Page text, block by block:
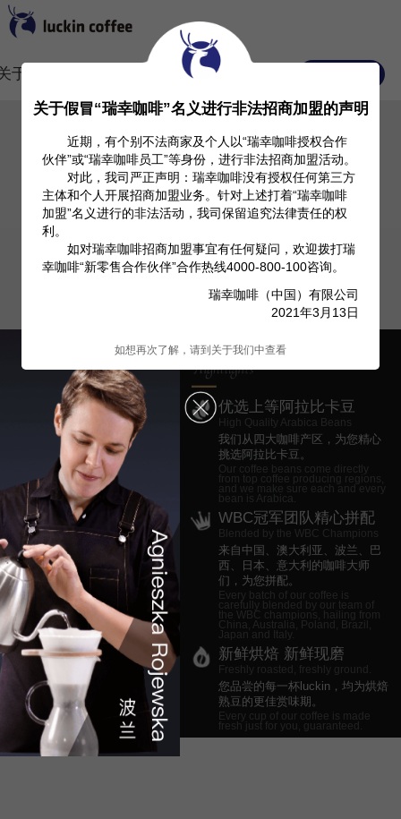
于我们 Investor Relation
优选上等阿拉比卡豆
High Quality Arabica Beans
我们从四大咖啡产区，为您精心
挑选阿拉比卡豆。
Our coffee beans come directly
from top coffee producing regions,
and we make sure each and every
bean is Arabica.
WBC冠军团队精心拼配
Blended by the WBC Champions
来自中国、澳大利亚、波兰、巴
西、日本、意大利的咖啡大师
们，为您拼配。
Every batch of our coffee is
carefully blended by our team of
the WBC champions, hailing from
China, Australia, Poland, Brazil,
Japan and Italy.
新鲜烘焙 新鲜现磨
Freshly roasted, freshly ground.
您品尝的每一杯luckin，均为烘焙
熟豆的更佳赏味期。
Every cup of our coffee is made
fresh just for you, guaranteed.
关于假冒“瑞幸咖啡”名义进行非法招商加盟的声明
近期，有个别不法商家及个人以“瑞幸咖啡授权合作
伙伴”或“瑞幸咖啡员工”等身份，进行非法招商加盟活动。
对此，我司严正声明：瑞幸咖啡没有授权任何第三方
主体和个人开展招商加盟业务。针对上述打着“瑞幸咖啡
加盟”名义进行的非法活动，我司保留追究法律责任的权
利。
如对瑞幸咖啡招商加盟事宜有任何疑问，欢迎拨打瑞
幸咖啡“新零售合作伙伴”合作热线4000-800-100咨询。
瑞幸咖啡（中国）有限公司
2021年3月13日
如想再次了解，请到关于我们中查看